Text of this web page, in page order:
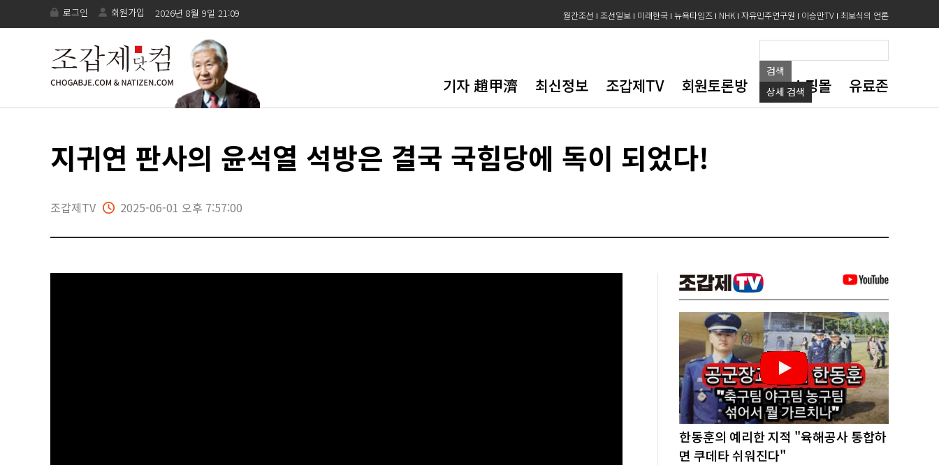
로그인 회원가입 2026년 8월 9일 21:09 월간조선 조선일보 미래한국 뉴욕타임즈 NHK 자유민주연구원 이승만TV 최보식의 언론
검색
상세 검색
기자 趙甲濟 최신정보 조갑제TV 회원토론방 도서쇼핑몰 유료존
지귀연 판사의 윤석열 석방은 결국 국힘당에 독이 되었다!
조갑제TV 2025-06-01 오후 7:57:00
한동훈의 예리한 지적 "육해공사 통합하
면 쿠데타 쉬워진다"